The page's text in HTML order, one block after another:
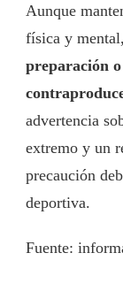
Aunque
física y mental,
preparación
advertencia
extremo y un
precaución
deportiva.
Fuente: